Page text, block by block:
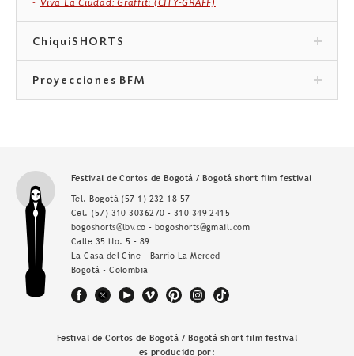
Viva La Ciudad: Graffiti (CITY-GRAFF)
ChiquiSHORTS
Proyecciones BFM
Festival de Cortos de Bogotá / Bogotá short film festival
Tel. Bogotá (57 1) 232 18 57
Cel. (57) 310 3036270 - 310 349 2415
bogoshorts@lbv.co - bogoshorts@gmail.com
Calle 35 No. 5 - 89
La Casa del Cine - Barrio La Merced
Bogotá - Colombia
Festival de Cortos de Bogotá / Bogotá short film festival
es producido por: